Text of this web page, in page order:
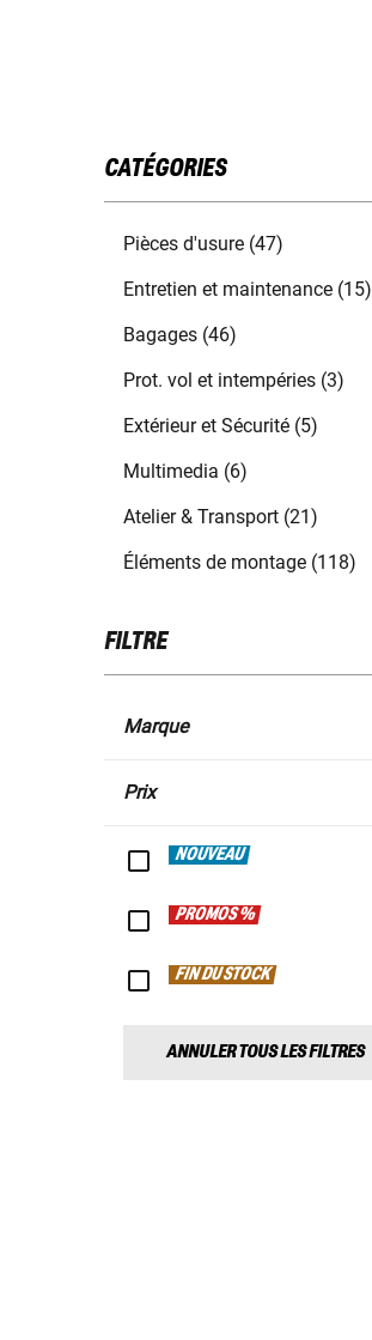
CATÉGORIES
Pièces d'usure (47)
Entretien et maintenance (15)
Bagages (46)
Prot. vol et intempéries (3)
Extérieur et Sécurité (5)
Multimedia (6)
Atelier & Transport (21)
Éléments de montage (118)
FILTRE
Marque
Prix
NOUVEAU
PROMOS %
FIN DU STOCK
ANNULER TOUS LES FILTRES